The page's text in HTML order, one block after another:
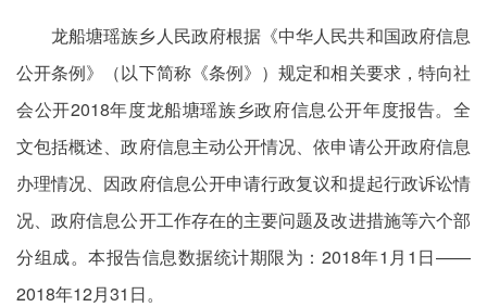
龙船塘瑶族乡人民政府根据《中华人民共和国政府信息
公开条例》（以下简称《条例》）规定和相关要求，特向社
会公开2018年度龙船塘瑶族乡政府信息公开年度报告。全
文包括概述、政府信息主动公开情况、依申请公开政府信息
办理情况、因政府信息公开申请行政复议和提起行政诉讼情
况、政府信息公开工作存在的主要问题及改进措施等六个部
分组成。本报告信息数据统计期限为：2018年1月1日——
2018年12月31日。